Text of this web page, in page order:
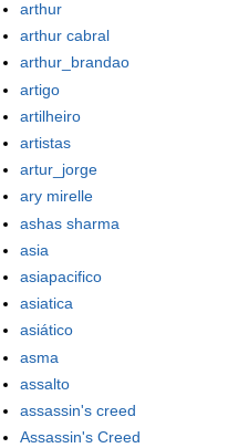
arthur
arthur cabral
arthur_brandao
artigo
artilheiro
artistas
artur_jorge
ary mirelle
ashas sharma
asia
asiapacifico
asiatica
asiático
asma
assalto
assassin's creed
Assassin's Creed